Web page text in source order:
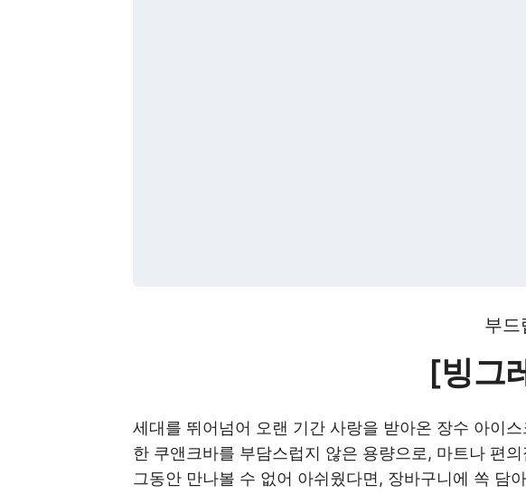
부드
[빙그
세대를 뛰어넘어 오랜 기간 사랑을 받아온 장수 아이
한 쿠앤크바를 부담스럽지 않은 용량으로, 마트나 편
그동안 만나볼 수 없어 아쉬웠다면, 장바구니에 쏙 담